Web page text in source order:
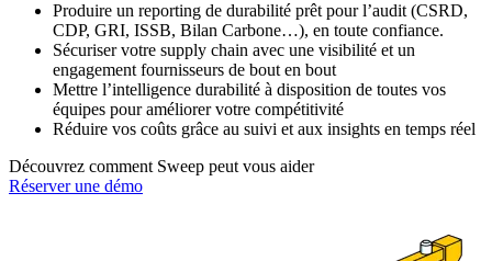
Produire un reporting de durabilité prêt pour l’audit (CSRD,
CDP, GRI, ISSB, Bilan Carbone…), en toute confiance.
Sécuriser votre supply chain avec une visibilité et un
engagement fournisseurs de bout en bout
Mettre l’intelligence durabilité à disposition de toutes vos
équipes pour améliorer votre compétitivité
Réduire vos coûts grâce au suivi et aux insights en temps réel
Découvrez comment Sweep peut vous aider
Réserver une démo